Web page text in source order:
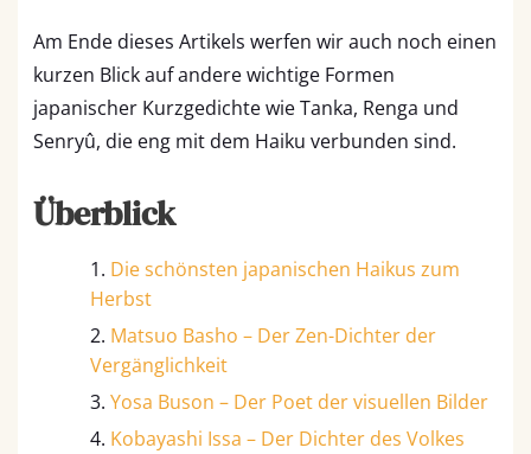
Am Ende dieses Artikels werfen wir auch noch einen
kurzen Blick auf andere wichtige Formen
japanischer Kurzgedichte wie Tanka, Renga und
Senryû, die eng mit dem Haiku verbunden sind.
Überblick
Die schönsten japanischen Haikus zum
Herbst
Matsuo Basho – Der Zen-Dichter der
Vergänglichkeit
Yosa Buson – Der Poet der visuellen Bilder
Kobayashi Issa – Der Dichter des Volkes